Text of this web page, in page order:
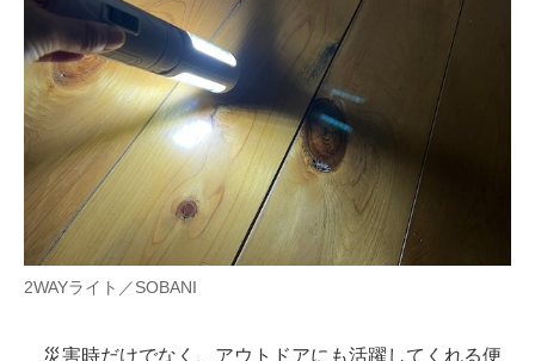
注目記事を集めた総合ページ
ITの今と未来を見通す
スマホと通信の最新トレンド
進化するPCとデバイスの未来
好きが集まる 比べて選べる
ビジネスと働き方のヒント
2WAYライト／SOBANI
災害時だけでなく、アウトドアにも活躍してくれる便